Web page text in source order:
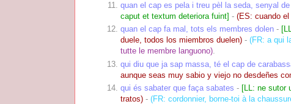
quan el cap es pela i treu pèl la seda, senyal
caput et textum deteriora fuint] - (ES: cuando
quan el cap fa mal, tots els membres dolen -
duele, todos los miembros duelen) - (FR: a qui
tutte le membre languono).
qui diu que ja sap massa, té el cap de
aunque seas muy sabio y viejo no desdeñes
qui és sabater que faça sabates - [LL: ne sutor
tratos) - (FR: cordonnier, borne-toi à la